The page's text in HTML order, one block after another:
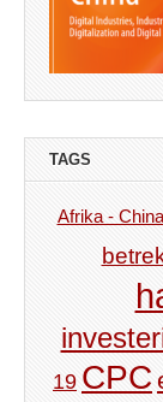
TAGS
Afrika - China
19 CPC